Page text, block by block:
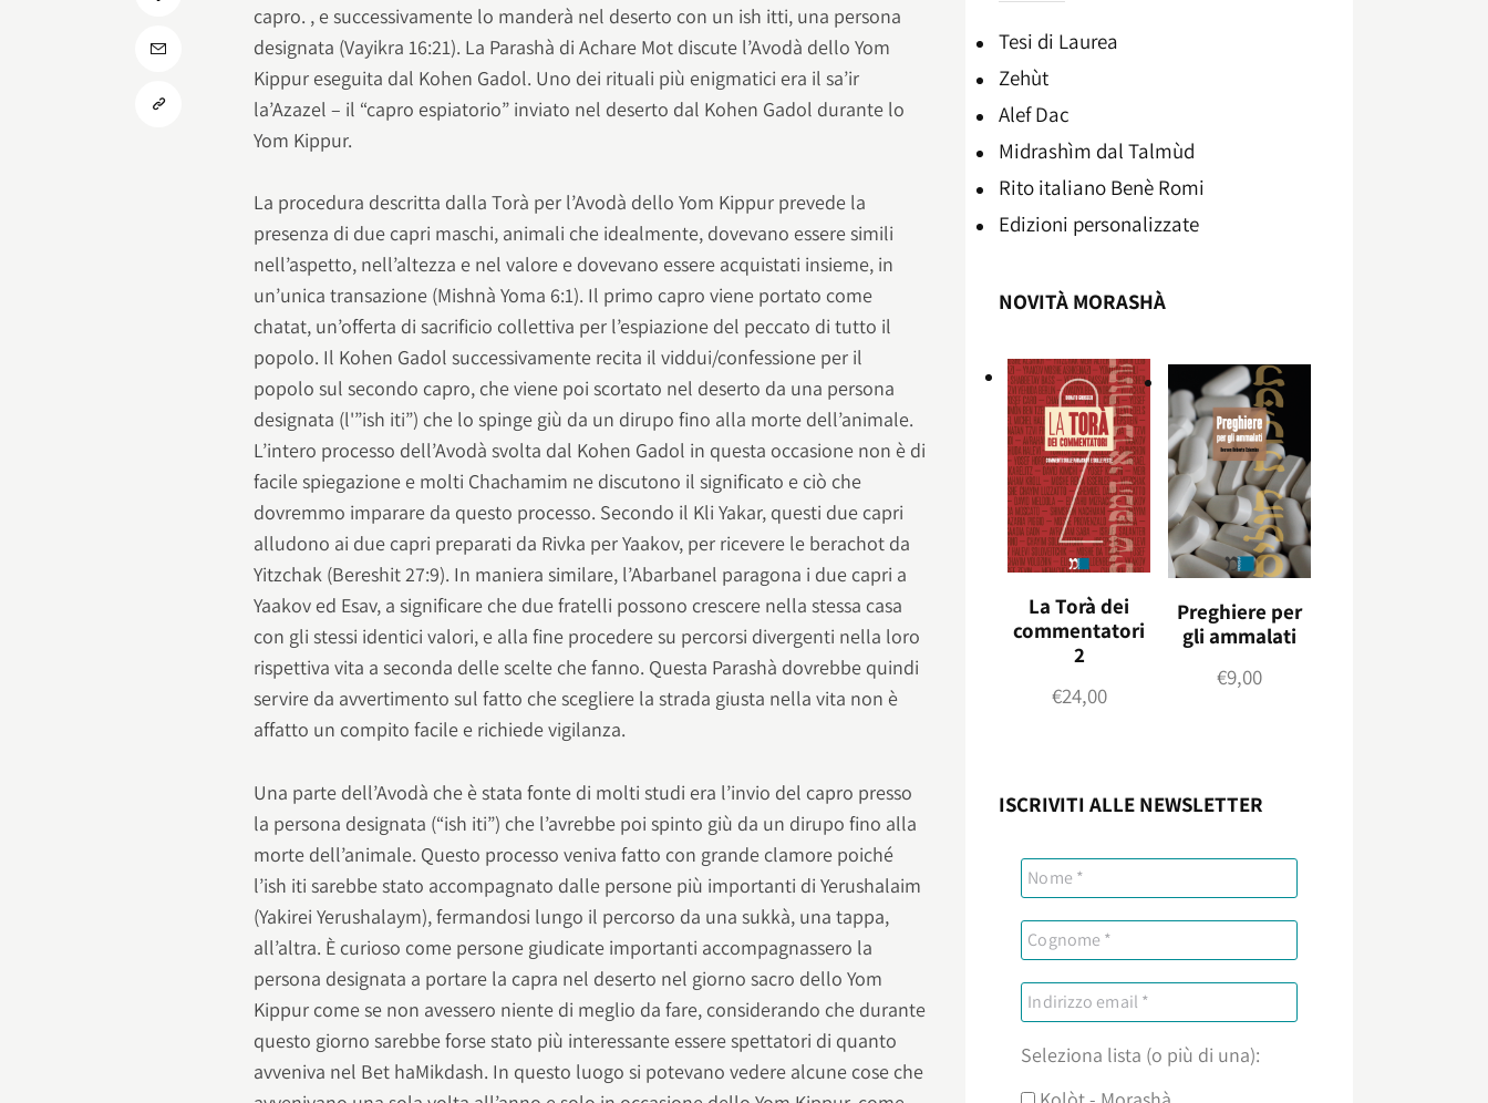
capro. , e successivamente lo manderà nel deserto con un ish itti, una persona
designata (Vayikra 16:21). La Parashà di Achare Mot discute l’Avodà dello Yom
Kippur eseguita dal Kohen Gadol. Uno dei rituali più enigmatici era il sa’ir
la’Azazel – il “capro espiatorio” inviato nel deserto dal Kohen Gadol durante lo
Yom Kippur.
La procedura descritta dalla Torà per l’Avodà dello Yom Kippur prevede la
presenza di due capri maschi, animali che idealmente, dovevano essere simili
nell’aspetto, nell’altezza e nel valore e dovevano essere acquistati insieme, in
un’unica transazione (Mishnà Yoma 6:1). Il primo capro viene portato come
chatat, un’offerta di sacrificio collettiva per l’espiazione del peccato di tutto il
popolo. Il Kohen Gadol successivamente recita il viddui/confessione per il
popolo sul secondo capro, che viene poi scortato nel deserto da una persona
designata (l'”ish iti”) che lo spinge giù da un dirupo fino alla morte dell’animale.
L’intero processo dell’Avodà svolta dal Kohen Gadol in questa occasione non è di
facile spiegazione e molti Chachamim ne discutono il significato e ciò che
dovremmo imparare da questo processo. Secondo il Kli Yakar, questi due capri
alludono ai due capri preparati da Rivka per Yaakov, per ricevere le berachot da
Yitzchak (Bereshit 27:9). In maniera similare, l’Abarbanel paragona i due capri a
Yaakov ed Esav, a significare che due fratelli possono crescere nella stessa casa
con gli stessi identici valori, e alla fine procedere su percorsi divergenti nella loro
rispettiva vita a seconda delle scelte che fanno. Questa Parashà dovrebbe quindi
servire da avvertimento sul fatto che scegliere la strada giusta nella vita non è
affatto un compito facile e richiede vigilanza.
Una parte dell’Avodà che è stata fonte di molti studi era l’invio del capro presso
la persona designata (“ish iti”) che l’avrebbe poi spinto giù da un dirupo fino alla
morte dell’animale. Questo processo veniva fatto con grande clamore poiché
l’ish iti sarebbe stato accompagnato dalle persone più importanti di Yerushalaim
(Yakirei Yerushalaym), fermandosi lungo il percorso da una sukkà, una tappa,
all’altra. È curioso come persone giudicate importanti accompagnassero la
persona designata a portare la capra nel deserto nel giorno sacro dello Yom
Kippur come se non avessero niente di meglio da fare, considerando che durante
questo giorno sarebbe forse stato più interessante essere spettatori di quanto
avveniva nel Bet haMikdash. In questo luogo si potevano vedere alcune cose che
Tesi di Laurea
Zehùt
Alef Dac
Midrashìm dal Talmùd
Rito italiano Benè Romi​
Edizioni personalizzate
NOVITÀ MORASHÀ
La Torà dei
commentatori
2
€24,00
Preghiere per
gli ammalati
€9,00
ISCRIVITI ALLE NEWSLETTER
Seleziona lista (o più di una):